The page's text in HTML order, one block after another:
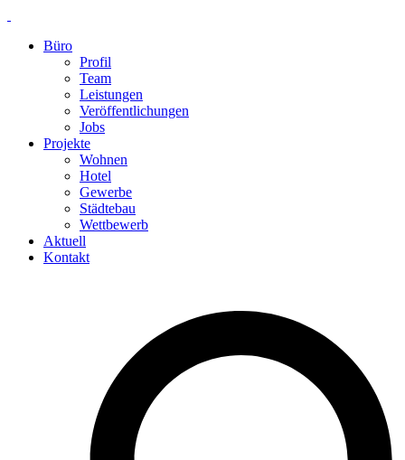
contentBüro
Profil
Team
Leistungen
Veröffentlichungen
Jobs
Projekte
Wohnen
Hotel
Gewerbe
Städtebau
Wettbewerb
Aktuell
Kontakt